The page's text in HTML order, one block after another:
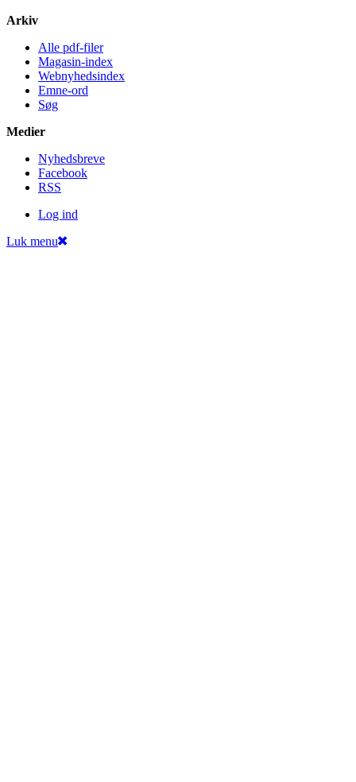
Arkiv
Alle pdf-filer
Magasin-index
Webnyhedsindex
Emne-ord
Søg
Medier
Nyheds­breve
Facebook
RSS
Log ind
Luk menu